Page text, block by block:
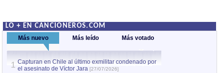
LO + EN CANCIONEROS.COM
Más nuevo Más leído Más votado
1 Capturan en Chile al último exmilitar condenado por
el asesinato de Víctor Jara [27/07/2026]